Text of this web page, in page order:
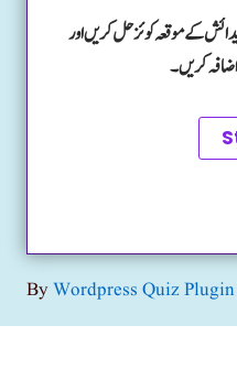
پیدائش کے موقعہ کوئز حل کریں اور
کریں۔
ByWordpress Quiz Plugin